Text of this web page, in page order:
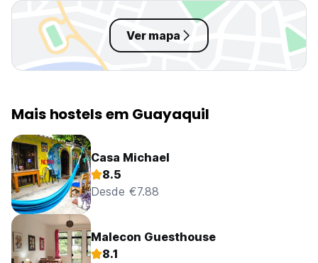
Ver mapa
Mais hostels em Guayaquil
Casa Michael
8.5
Desde €7.88
Malecon Guesthouse
8.1